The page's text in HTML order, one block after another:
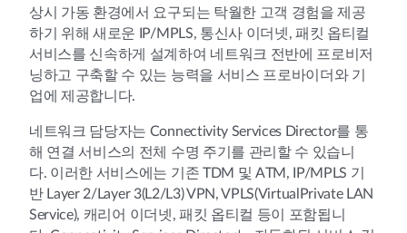
상시 가동 환경에서 요구되는 탁월한 고객 경험을 제공
하기 위해 새로운 IP/MPLS, 통신사 이더넷, 패킷 옵티컬
서비스를 신속하게 설계하여 네트워크 전반에 프로비저
닝하고 구축할 수 있는 능력을 서비스 프로바이더와 기
업에 제공합니다.
네트워크 담당자는 Connectivity Services Director를 통
해 연결 서비스의 전체 수명 주기를 관리할 수 있습니
다. 이러한 서비스에는 기존 TDM 및 ATM, IP/MPLS 기
반 Layer 2/Layer 3(L2/L3) VPN, VPLS(VirtualPrivate LAN
Service), 캐리어 이더넷, 패킷 옵티컬 등이 포함됩니